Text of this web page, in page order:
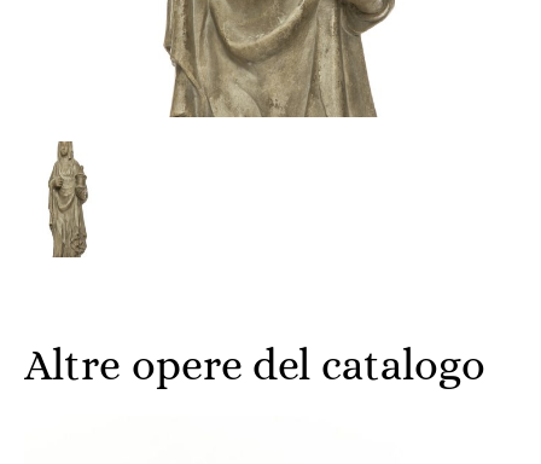
Altre opere del catalogo